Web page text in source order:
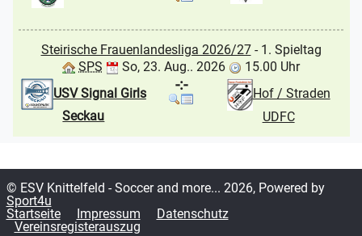
Steirische Frauenlandesliga 2026/27- 1. Spieltag
SPS
So, 23. Aug.. 2026
15.00 Uhr
USV Signal Girls
Seckau
Hof / Straden
UDFC
-:-
© ESV Knittelfeld - Soccer and more... 2026, Powered by
Sport4u
Startseite
Impressum
Datenschutz
Vereinsregisterauszug